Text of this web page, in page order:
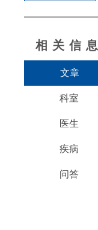
相关信息
文章
科室
医生
疾病
问答